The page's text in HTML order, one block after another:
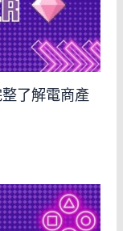
了解電商產